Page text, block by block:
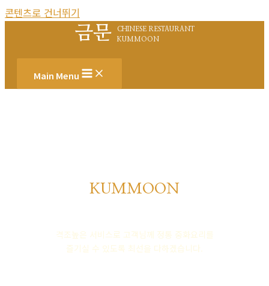
콘텐츠로 건너뛰기
금문
CHINESE RESTAURANT
KUMMOON
Main Menu
KUMMOON
격조높은 서비스로 고객님께 정통 중화요리를
즐기실 수 있도록 최선을 다하겠습니다.